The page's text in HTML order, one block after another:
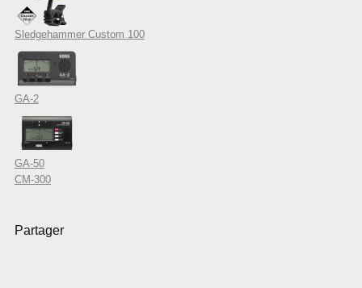
Sledgehammer Custom 100
GA-2
GA-50
CM-300
Partager